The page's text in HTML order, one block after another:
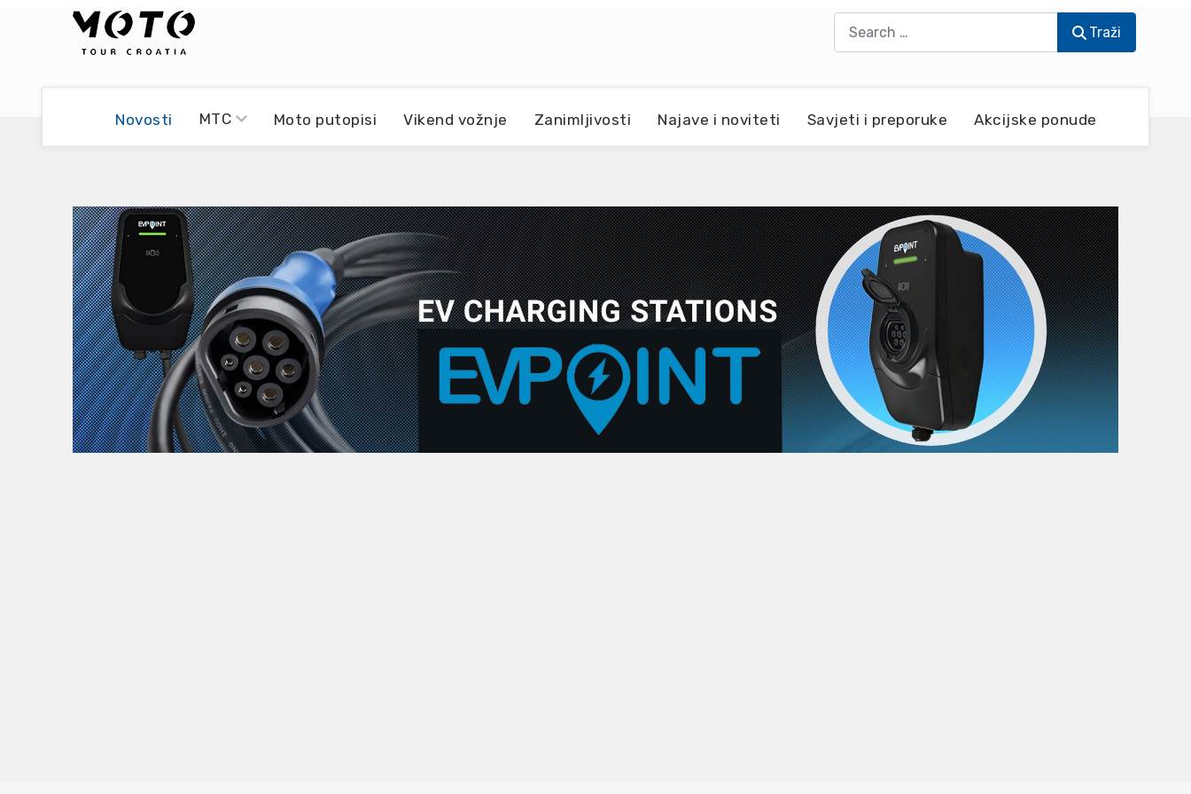
Traži
Novosti MTC Moto putopisi Vikend vožnje Zanimljivosti Najave i noviteti Savjeti i preporuke Akcijske ponude
Moto servisi
Impressum
Damir Pritišanac - Prile
Dario Dinter - Moto TOZ
Igor Kreč - UmPaDrum
Igor Kukec Brmbi
Slaven Gajdek
MTC - Moto Tour Croatia
Moto putopisi
Vikend vožnje
Zanimljivost